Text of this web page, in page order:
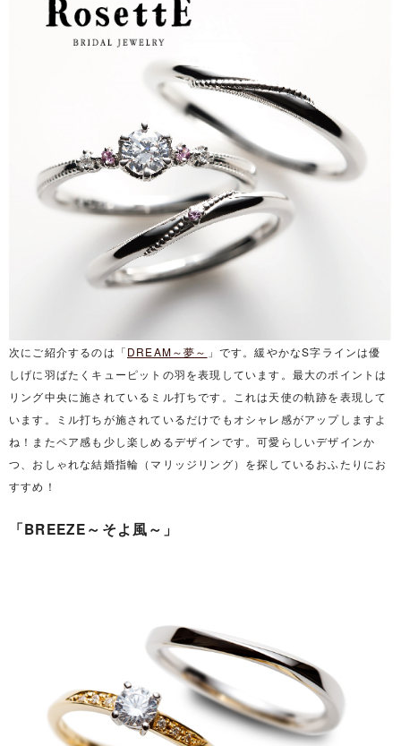
次にご紹介するのは「DREAM～夢～ 」です。緩やかなS字ラインは優
しげに羽ばたくキューピットの羽を表現しています。最大のポイントは
リング中央に施されているミル打ちです。これは天使の軌跡を表現して
います。ミル打ちが施されているだけでもオシャレ感がアップしますよ
ね！またペア感も少し楽しめるデザインです。可愛らしいデザインか
つ、おしゃれな結婚指輪（マリッジリング）を探しているおふたりにお
すすめ！
「BREEZE～そよ風～」